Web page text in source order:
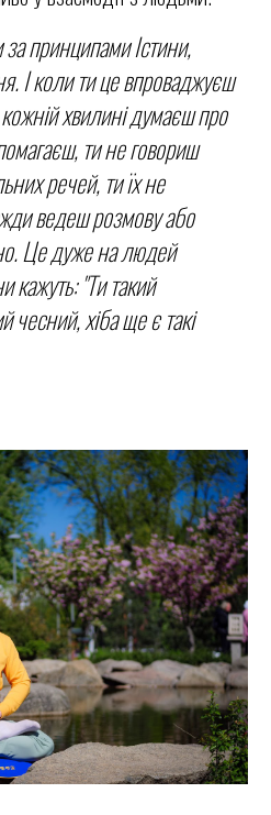
принципами Істини,
І коли ти це впроваджуєш
хвилині думаєш про
ти не говориш
речей, ти їх не
ведеш розмову або
Це дуже на людей
кажуть: "Ти такий
чесний, хіба ще є такі